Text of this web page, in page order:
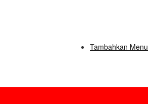
Tambahkan Menu